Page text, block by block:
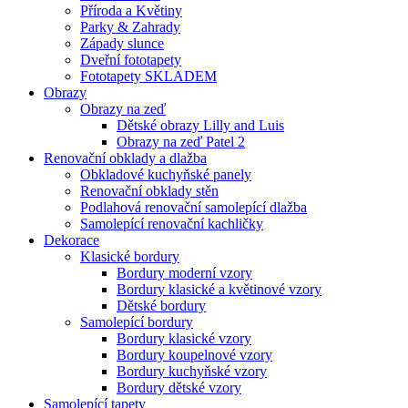
Příroda a Květiny
Parky & Zahrady
Západy slunce
Dveřní fototapety
Fototapety SKLADEM
Obrazy
Obrazy na zeď
Dětské obrazy Lilly and Luis
Obrazy na zeď Patel 2
Renovační obklady a dlažba
Obkladové kuchyňské panely
Renovační obklady stěn
Podlahová renovační samolepící dlažba
Samolepící renovační kachličky
Dekorace
Klasické bordury
Bordury moderní vzory
Bordury klasické a květinové vzory
Dětské bordury
Samolepící bordury
Bordury klasické vzory
Bordury koupelnové vzory
Bordury kuchyňské vzory
Bordury dětské vzory
Samolepící tapety